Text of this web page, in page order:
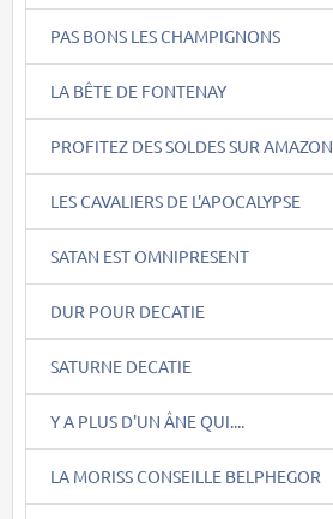
PAS BONS LES CHAMPIGNONS
LA BÊTE DE FONTENAY
PROFITEZ DES SOLDES SUR AMAZON
LES CAVALIERS DE L'APOCALYPSE
SATAN EST OMNIPRESENT
DUR POUR DECATIE
SATURNE DECATIE
Y A PLUS D'UN ÂNE QUI....
LA MORISS CONSEILLE BELPHEGOR